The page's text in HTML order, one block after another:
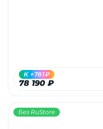
78 190 ₽
K +781₽
Без RuStore